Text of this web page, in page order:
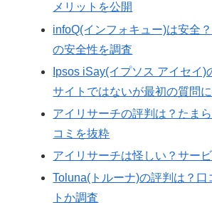
メリットを公開
infoQ(インフォキュー)は安全
の安全性を調査
Ipsos iSay(イプソス アイセイ)
サイトではないが最初の質問
アイリサーチの評判は？たま
コミを抜粋
アイリサーチは怪しい？サー
Toluna(トルーナ)の評判は？口
トか調査